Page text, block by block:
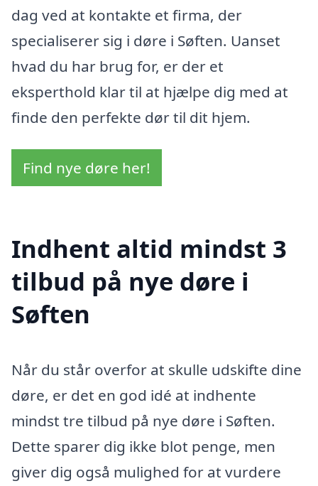
dag ved at kontakte et firma, der
specialiserer sig i døre i Søften. Uanset
hvad du har brug for, er der et
eksperthold klar til at hjælpe dig med at
finde den perfekte dør til dit hjem.
Find nye døre her!
Indhent altid mindst 3
tilbud på nye døre i
Søften
Når du står overfor at skulle udskifte dine
døre, er det en god idé at indhente
mindst tre tilbud på nye døre i Søften.
Dette sparer dig ikke blot penge, men
giver dig også mulighed for at vurdere